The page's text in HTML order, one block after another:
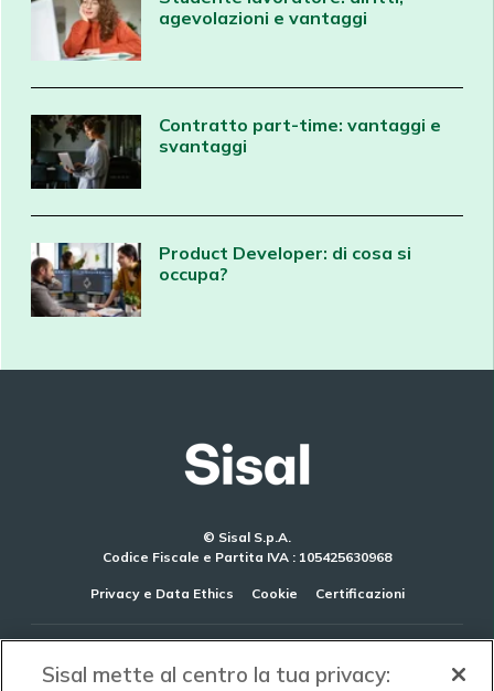
agevolazioni e vantaggi
Contratto part-time: vantaggi e
svantaggi
Product Developer: di cosa si
occupa?
© Sisal S.p.A.
Codice Fiscale e Partita IVA : 105425630968
Privacy e Data Ethics Cookie Certificazioni
Sisal mette al centro la tua privacy: